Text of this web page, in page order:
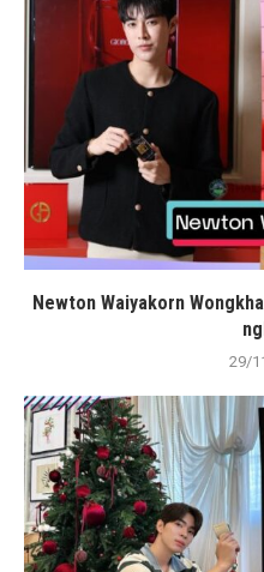
Newton Waiyakorn
29/